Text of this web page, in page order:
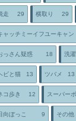
走 29 横取り 29
ャッチミーイフユーキャン
っさん疑惑 18 洗濯
ビと猫 13 ツバメ 13
コ歩き 12 スーパー
向ぼっこ 9 その他